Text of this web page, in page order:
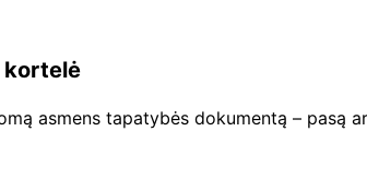
kortelė
asmens tapatybės dokumentą – pasą